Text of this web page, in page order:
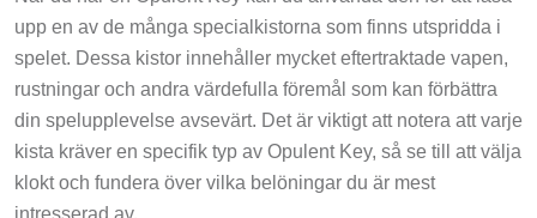
upp en av de många specialkistorna som finns utspridda i
spelet. Dessa kistor innehåller mycket eftertraktade vapen,
rustningar och andra värdefulla föremål som kan förbättra
din spelupplevelse avsevärt. Det är viktigt att notera att varje
kista kräver en specifik typ av Opulent Key, så se till att välja
klokt och fundera över vilka belöningar du är mest
intresserad av.